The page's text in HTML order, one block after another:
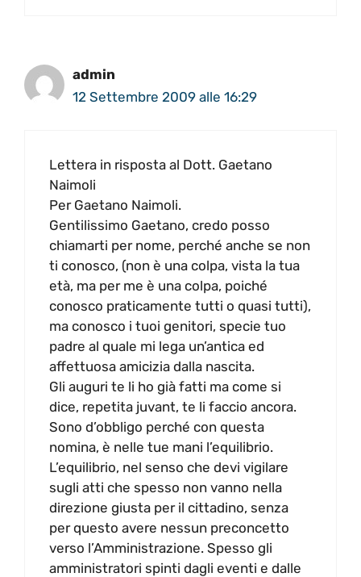
admin
12 Settembre 2009 alle 16:29
Lettera in risposta al Dott. Gaetano
Naimoli
Per Gaetano Naimoli.
Gentilissimo Gaetano, credo posso
chiamarti per nome, perché anche se non
ti conosco, (non è una colpa, vista la tua
età, ma per me è una colpa, poiché
conosco praticamente tutti o quasi tutti),
ma conosco i tuoi genitori, specie tuo
padre al quale mi lega un’antica ed
affettuosa amicizia dalla nascita.
Gli auguri te li ho già fatti ma come si
dice, repetita juvant, te li faccio ancora.
Sono d’obbligo perché con questa
nomina, è nelle tue mani l’equilibrio.
L’equilibrio, nel senso che devi vigilare
sugli atti che spesso non vanno nella
direzione giusta per il cittadino, senza
per questo avere nessun preconcetto
verso l’Amministrazione. Spesso gli
amministratori spinti dagli eventi e dalle